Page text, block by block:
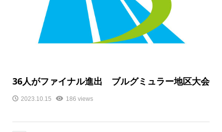
36人がファイナル進出 ブルグミュラー地区大会
2023.10.15 186 views